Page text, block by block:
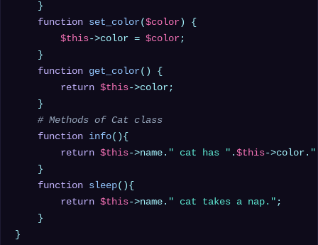
    }
function set_color( $color ) {
$this->color = $color;
    }
function get_color( ) {
return $this->color;
    }
# Methods of Cat class
function info( ) {
return $this->name. " cat has " . $this->color.
    }
function sleep( ) {
return $this->name. " cat takes a nap." ;
    }